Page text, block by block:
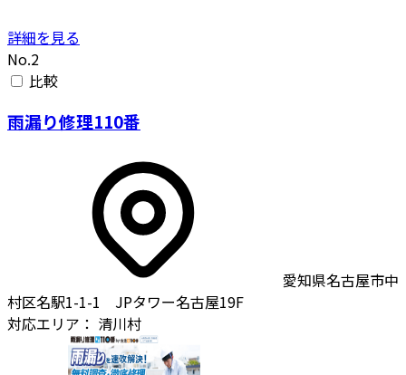
詳細を見る
No.2
比較
雨漏り修理110番
愛知県名古屋市中
村区名駅1-1-1 JPタワー名古屋19F
対応エリア： 清川村